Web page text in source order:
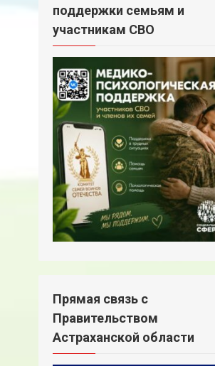
поддержки семьям и
участникам СВО
Прямая связь с
Правительством
Астраханской области